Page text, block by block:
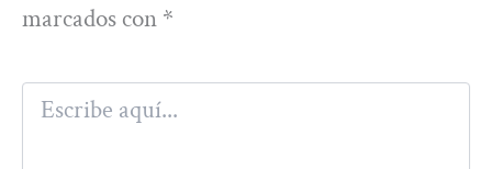
marcados con *
aquí...